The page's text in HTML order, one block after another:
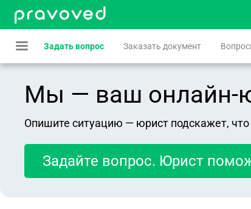
Задать вопрос Заказать документ
Мы — ваш онлайн-
Опишите ситуацию — юрист подскажет,
Задайте вопрос. Юрист